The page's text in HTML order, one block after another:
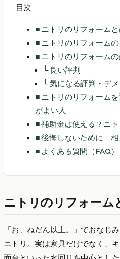
目次
■ ニトリのリフォームと
■ ニトリのリフォーム
■ ニトリのリフォームの
└ 良い評判
└気になる評判・デメ
■ ニトリのリフォーム
がよい人
■ 補助金は使える？ニ
■ 後悔しないために：
■ よくある質問（FAQ）
ニトリのリフォーム
「お、ねだん以上。」でおなじ
ニトリ。実は家具だけでなく、